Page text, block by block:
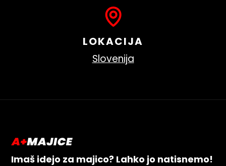
LOKACIJA
Slovenija
Imaš idejo za majico? Lahko jo natisnemo!